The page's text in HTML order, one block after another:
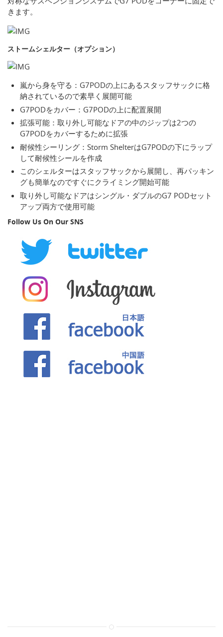
きます。
ストームシェルター（オプション）
嵐から身を守る：G7PODの上にあるスタッフサックに格
納されているので素早く展開可能
G7PODをカバー：G7PODの上に配置展開
拡張可能：取り外し可能なドアの中のジップは2つの
G7PODをカバーするために拡張
耐候性シーリング：Storm ShelterはG7PODの下にラップ
して耐候性シールを作成
このシェルターはスタッフサックから展開し、再パッキン
グも簡単なのですぐにクライミング開始可能
取り外し可能なドアはシングル・ダブルのG7 PODセット
アップ両方で使用可能
Follow Us On Our SNS